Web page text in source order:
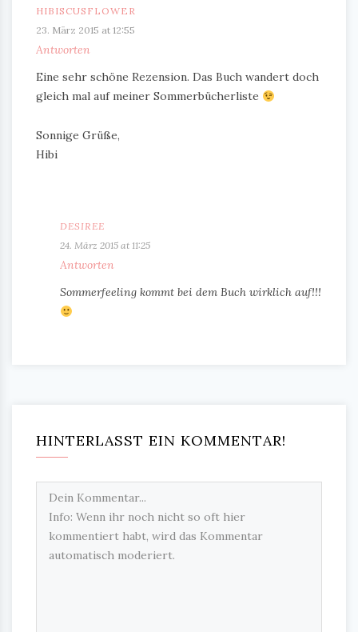
HIBISCUSFLOWER
23. März 2015 at 12:55
Antworten
Eine sehr schöne Rezension. Das Buch wandert doch
gleich mal auf meiner Sommerbücherliste
Sonnige Grüße,
Hibi
DESIREE
24. März 2015 at 11:25
Antworten
Sommerfeeling kommt bei dem Buch wirklich auf!!!
HINTERLASST EIN KOMMENTAR!